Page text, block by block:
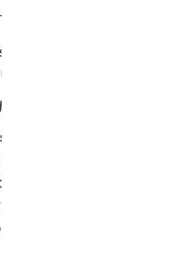
en
le plus souvent très
voitures de luxe. »
Suède n’entraîne
régler
ou plus de 6 000 km),
pour vous
affaire.